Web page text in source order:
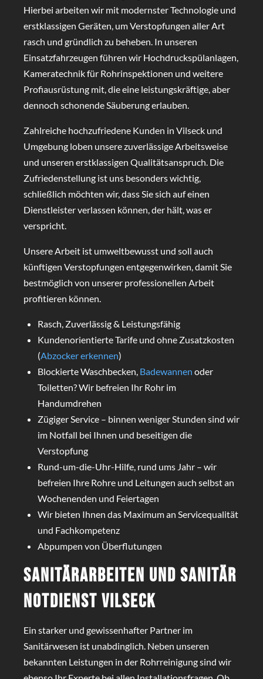
Hierbei arbeiten wir mit modernster Technologie und
erstklassigen Geräten, um Verstopfungen aller Art
rasch und gründlich zu beheben. In unseren
Einsatzfahrzeugen führen wir Hochdruckspülanlagen,
Kameratechnik für Rohrinspektionen und weitere
Profiausrüstung mit, die eine leistungskräftige, aber
dennoch schonende Säuberung erlauben.
Zahlreiche hochzufriedene Kunden in Vilseck und
Umgebung loben unsere zuverlässige Arbeitsweise
und unseren erstklassigen Qualitätsanspruch. Die
Zufriedenstellung ist uns besonders wichtig,
schließlich möchten wir, dass Sie sich auf einen
Dienstleister verlassen können, der hält, was er
verspricht.
Unsere Arbeit ist umweltbewusst und soll auch
künftigen Verstopfungen entgegenwirken, damit Sie
bestmöglich von unserer professionellen Arbeit
profitieren können.
Rasch, Zuverlässig & Leistungsfähig
Kundenorientierte Tarife und ohne Zusatzkosten
(Abzocker erkennen)
Blockierte Waschbecken, Badewannen oder
Toiletten? Wir befreien Ihr Rohr im
Handumdrehen
Zügiger Service – binnen weniger Stunden sind wir
im Notfall bei Ihnen und beseitigen die
Verstopfung
Rund-um-die-Uhr-Hilfe, rund ums Jahr – wir
befreien Ihre Rohre und Leitungen auch selbst an
Wochenenden und Feiertagen
Wir bieten Ihnen das Maximum an Servicequalität
und Fachkompetenz
Abpumpen von Überflutungen
Sanitärarbeiten und Sanitär
Notdienst Vilseck
Ein starker und gewissenhafter Partner im
Sanitärwesen ist unabdinglich. Neben unseren
bekannten Leistungen in der Rohrreinigung sind wir